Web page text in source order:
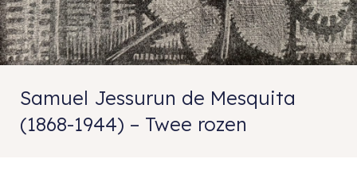
Samuel Jessurun de Mesquita
(1868-1944) – Twee rozen